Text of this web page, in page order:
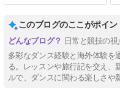
このブログのここがポイン
日常と競技の
多彩なダンス経験と海外体験を
る。レッスンや旅行記を交え、
ルで、ダンスに関わる楽しさや